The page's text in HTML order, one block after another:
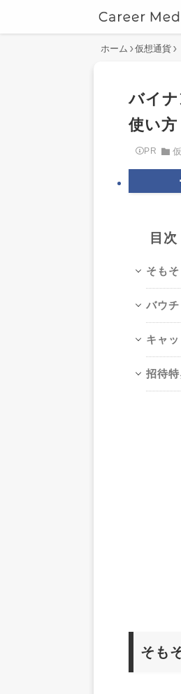
ホーム 仮想通貨
バイ
使い方
PR
目次
そも
バウ
キャ
招待
そも